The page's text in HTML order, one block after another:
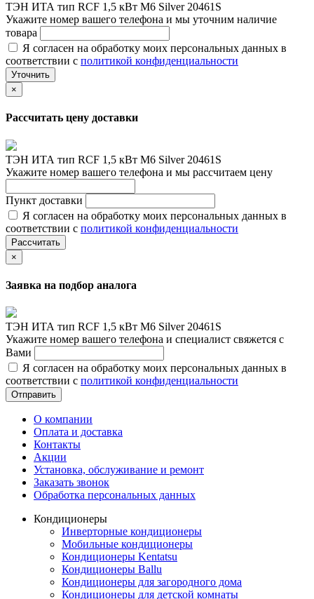
ТЭН ИТА тип RCF 1,5 кВт M6 Silver 20461S
Укажите номер вашего телефона и мы уточним наличие
товара
Я согласен на обработку моих персональных данных в
соответствии с политикой конфиденциальности
Уточнить
×
Рассчитать цену доставки
ТЭН ИТА тип RCF 1,5 кВт M6 Silver 20461S
Укажите номер вашего телефона и мы рассчитаем цену
Пункт доставки
Я согласен на обработку моих персональных данных в
соответствии с политикой конфиденциальности
Рассчитать
×
Заявка на подбор аналога
ТЭН ИТА тип RCF 1,5 кВт M6 Silver 20461S
Укажите номер вашего телефона и специалист свяжется с
Вами
Я согласен на обработку моих персональных данных в
соответствии с политикой конфиденциальности
Отправить
О компании
Оплата и доставка
Контакты
Акции
Установка, обслуживание и ремонт
Заказать звонок
Обработка персональных данных
Кондиционеры
Инверторные кондиционеры
Мобильные кондиционеры
Кондиционеры Kentatsu
Кондиционеры Ballu
Кондиционеры для загородного дома
Кондиционеры для детской комнаты